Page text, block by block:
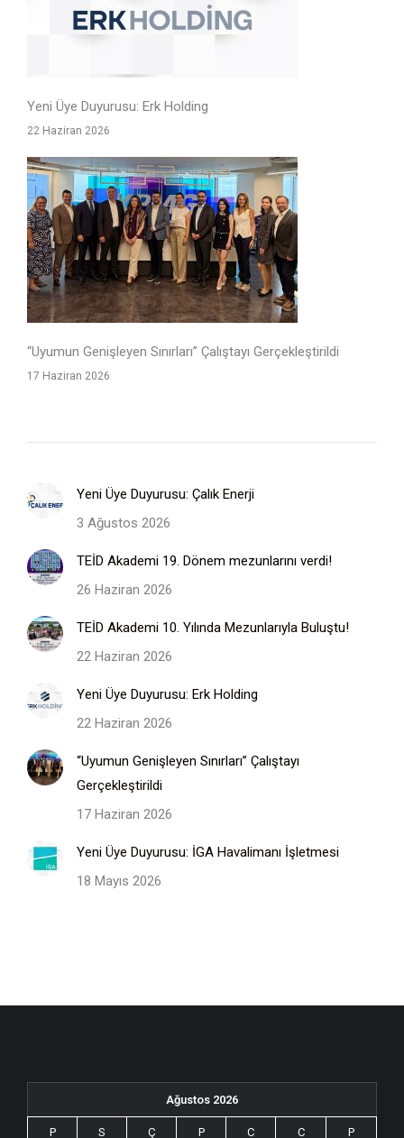
Yeni Üye Duyurusu: Erk Holding
22 Haziran 2026
“Uyumun Genişleyen Sınırları” Çalıştayı Gerçekleştirildi
17 Haziran 2026
Yeni Üye Duyurusu: Çalık Enerji
3 Ağustos 2026
TEİD Akademi 19. Dönem mezunlarını verdi!
26 Haziran 2026
TEİD Akademi 10. Yılında Mezunlarıyla Buluştu!
22 Haziran 2026
Yeni Üye Duyurusu: Erk Holding
22 Haziran 2026
“Uyumun Genişleyen Sınırları” Çalıştayı
Gerçekleştirildi
17 Haziran 2026
Yeni Üye Duyurusu: İGA Havalimanı İşletmesi
18 Mayıs 2026
Ağustos 2026
P S Ç P C C P